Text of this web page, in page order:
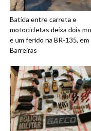
Batida entre carreta e
motocicletas deixa dois
e um ferido na BR-135, em
Barreiras